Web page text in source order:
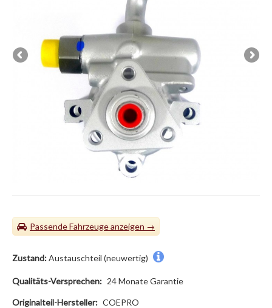
Passende Fahrzeuge
Zustand:Austauschteil (neuwertig)
Qualitäts-Versprechen: 24 Monate Garantie
Originalteil-Hersteller: COEPRO